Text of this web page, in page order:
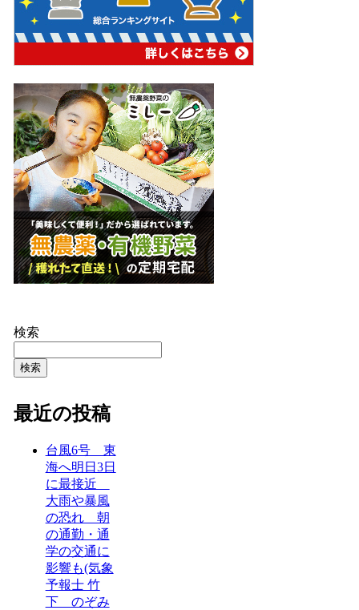
検索
検索
最近の投稿
台風6号 東
海へ明日3日
に最接近
大雨や暴風
の恐れ 朝
の通勤・通
学の交通に
影響も(気象
予報士 竹
下 のぞみ